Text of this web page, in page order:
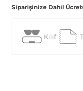
Siparişinize Dahil
Kılıf